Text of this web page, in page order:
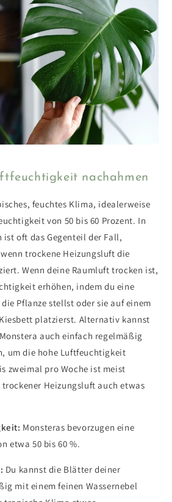
nachahmen
feuchtes Klima, idealerweise
von 50 bis 60 Prozent. In
ist oft das Gegenteil der Fall,
trockene Heizungsluft die
Wenn deine Raumluft trocken ist,
erhöhen, indem du eine
Pflanze stellst oder sie auf einem
platzierst. Alternativ kannst
auch einfach regelmäßig
um die hohe Luftfeuchtigkeit
zweimal pro Woche ist meist
Heizungsluft auch etwas
Monsteras bevorzugen eine
etwa 50 bis 60 %.
Du kannst die Blätter deiner
mit einem feinen Wassernebel